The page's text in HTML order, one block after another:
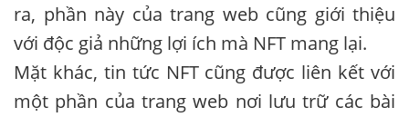
ra, phần này của trang web cũng giới thiệu
với độc giả những lợi ích mà NFT mang lại.
Mặt khác, tin tức NFT cũng được liên kết với
một phần của trang web nơi lưu trữ các bài